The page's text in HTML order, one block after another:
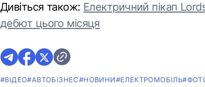
Дивіться також: Електричний пікап
дебют цього місяця
#ВІДЕО#АВТОБІЗНЕС#НОВИНИ#ЕЛЕКТРОМОБІЛЬ